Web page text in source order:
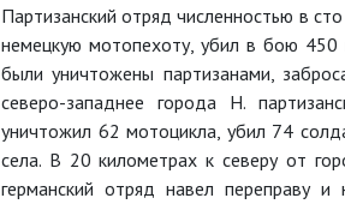
Партизанский отряд численностью в
немецкую мотопехоту, убил в бою 450
были уничтожены партизанами,
северо-западнее города Н.
уничтожил 62 мотоцикла, убил 74
села. В 20 километрах к северу от
германский отряд навел переправу